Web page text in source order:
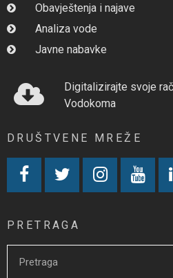
Obavještenja i najave
Analiza vode
Javne nabavke
Digitalizirajte svoje
Vodokoma
DRUŠTVENE MREŽE
PRETRAGA